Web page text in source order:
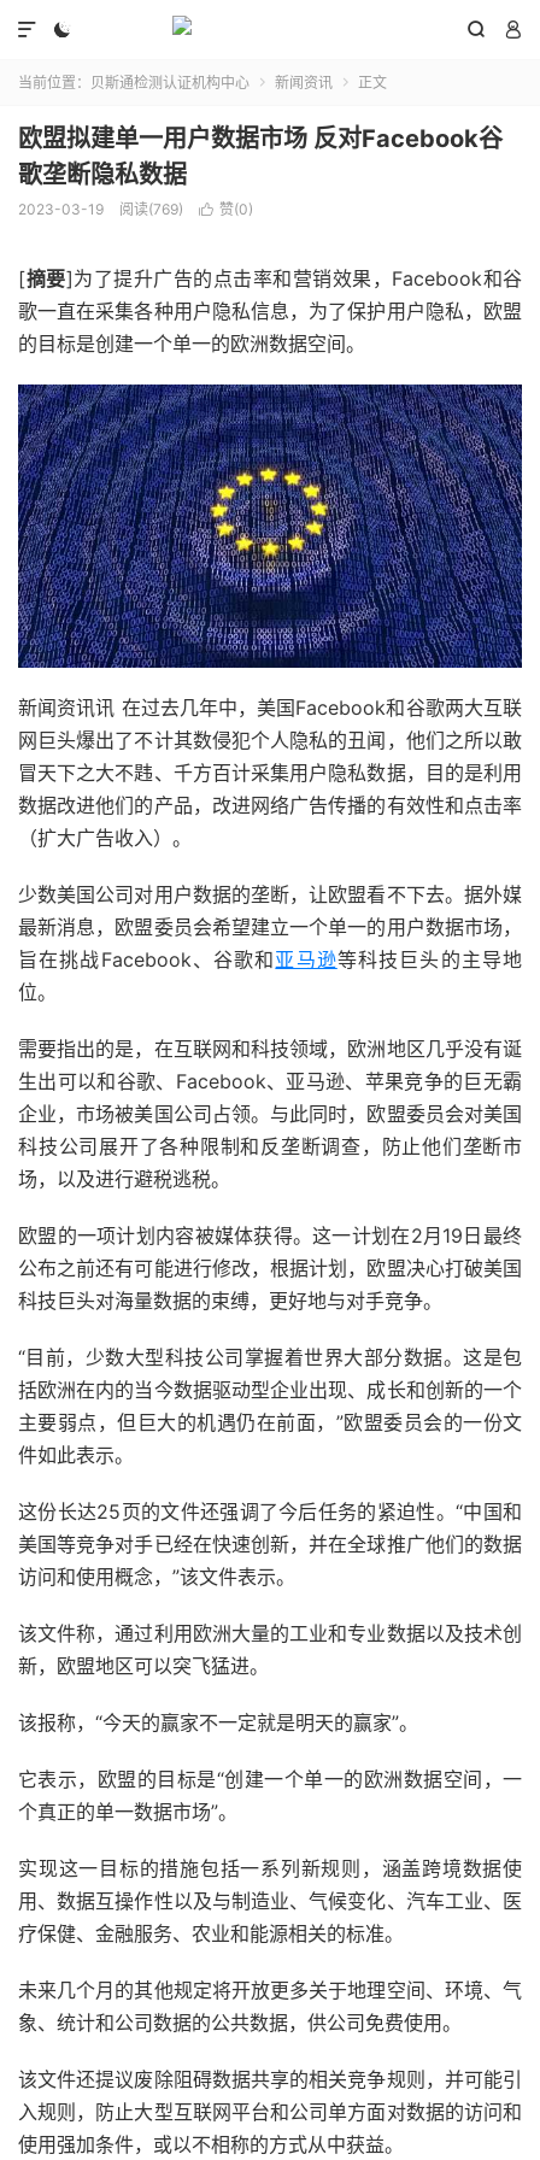
  

当前位置： 贝斯通检测认证机构中心  新闻资讯  正文
欧盟拟建单一用户数据市场 反对Facebook谷
歌垄断隐私数据
2023-03-19 阅读(769)  赞(0)
[摘要]为了提升广告的点击率和营销效果，Facebook和谷
歌一直在采集各种用户隐私信息，为了保护用户隐私，欧盟
的目标是创建一个单一的欧洲数据空间。
新闻资讯讯 在过去几年中，美国Facebook和谷歌两大互联
网巨头爆出了不计其数侵犯个人隐私的丑闻，他们之所以敢
冒天下之大不韪、千方百计采集用户隐私数据，目的是利用
数据改进他们的产品，改进网络广告传播的有效性和点击率
（扩大广告收入）。
少数美国公司对用户数据的垄断，让欧盟看不下去。据外媒
最新消息，欧盟委员会希望建立一个单一的用户数据市场，
旨在挑战Facebook、谷歌和亚马逊等科技巨头的主导地
位。
需要指出的是，在互联网和科技领域，欧洲地区几乎没有诞
生出可以和谷歌、Facebook、亚马逊、苹果竞争的巨无霸
企业，市场被美国公司占领。与此同时，欧盟委员会对美国
科技公司展开了各种限制和反垄断调查，防止他们垄断市
场，以及进行避税逃税。
欧盟的一项计划内容被媒体获得。这一计划在2月19日最终
公布之前还有可能进行修改，根据计划，欧盟决心打破美国
科技巨头对海量数据的束缚，更好地与对手竞争。
“目前，少数大型科技公司掌握着世界大部分数据。这是包
括欧洲在内的当今数据驱动型企业出现、成长和创新的一个
主要弱点，但巨大的机遇仍在前面，”欧盟委员会的一份文
件如此表示。
这份长达25页的文件还强调了今后任务的紧迫性。“中国和
美国等竞争对手已经在快速创新，并在全球推广他们的数据
访问和使用概念，”该文件表示。
该文件称，通过利用欧洲大量的工业和专业数据以及技术创
新，欧盟地区可以突飞猛进。
该报称，“今天的赢家不一定就是明天的赢家”。
它表示，欧盟的目标是“创建一个单一的欧洲数据空间，一
个真正的单一数据市场”。
实现这一目标的措施包括一系列新规则，涵盖跨境数据使
用、数据互操作性以及与制造业、气候变化、汽车工业、医
疗保健、金融服务、农业和能源相关的标准。
未来几个月的其他规定将开放更多关于地理空间、环境、气
象、统计和公司数据的公共数据，供公司免费使用。
该文件还提议废除阻碍数据共享的相关竞争规则，并可能引
入规则，防止大型互联网平台和公司单方面对数据的访问和
使用强加条件，或以不相称的方式从中获益。